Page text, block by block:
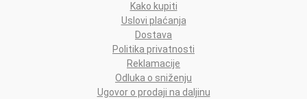
Kako kupiti
Uslovi plaćanja
Dostava
Politika privatnosti
Reklamacije
Odluka o sniženju
Ugovor o prodaji na daljinu